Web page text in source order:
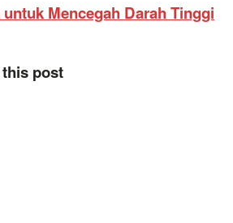
Mencegah Darah Tinggi
post